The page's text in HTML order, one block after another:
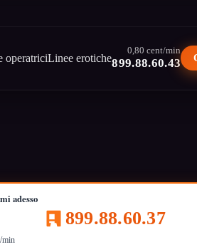
operatriciLinee erotiche
0,80 cent/min
899.88.60.43
adesso
899.88.60.37
min